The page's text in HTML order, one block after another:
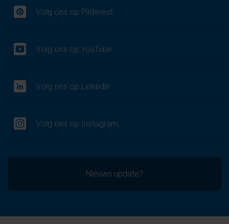
Volg ons op Pinterest
Volg ons op YouTube
Volg ons op Linkedin
Volg ons op Instagram
Nieuws update?